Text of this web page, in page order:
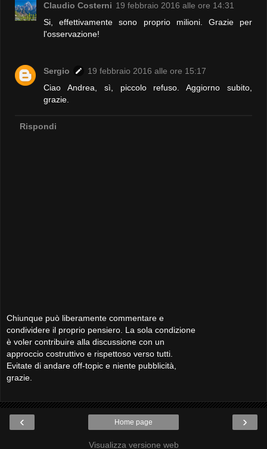
Claudio Costerni 19 febbraio 2016 alle ore 14:31
Si, effettivamente sono proprio milioni. Grazie per
l'osservazione!
Sergio
19 febbraio 2016 alle ore 15:17
Ciao Andrea, sì, piccolo refuso. Aggiorno subito,
grazie.
Rispondi
Chiunque può liberamente commentare e
condividere il proprio pensiero. La sola condizione
è voler contribuire alla discussione con un
approccio costruttivo e rispettoso verso tutti.
Evitate di andare off-topic e niente pubblicità,
grazie.
‹ ›
Home page
Visualizza versione web